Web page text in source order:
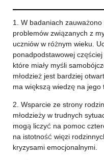
1. W badaniach
problemów związanych z
uczniów w różnym wieku.
ponadpodstawowej
które miały myśli
młodzież jest bardziej
ma większą wiedzę na jego
2. Wsparcie ze strony
młodzieży w trudnych
mogą liczyć na pomoc
na istotność więzi
kryzysami emocjonalnymi.